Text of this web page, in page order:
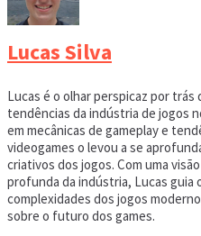
Lucas Silva
Lucas é o olhar perspicaz por trás
tendências da indústria de jogos
em mecânicas de gameplay e
videogames o levou a se
criativos dos jogos. Com uma
profunda da indústria, Lucas guia
complexidades dos jogos
sobre o futuro dos games.